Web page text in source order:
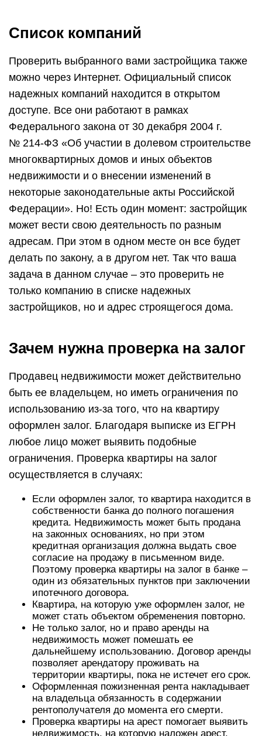
Список компаний
Проверить выбранного вами застройщика также
можно через Интернет. Официальный список
надежных компаний находится в открытом
доступе. Все они работают в рамках
Федерального закона от 30 декабря 2004 г.
№ 214-ФЗ «Об участии в долевом строительстве
многоквартирных домов и иных объектов
недвижимости и о внесении изменений в
некоторые законодательные акты Российской
Федерации». Но! Есть один момент: застройщик
может вести свою деятельность по разным
адресам. При этом в одном месте он все будет
делать по закону, а в другом нет. Так что ваша
задача в данном случае – это проверить не
только компанию в списке надежных
застройщиков, но и адрес строящегося дома.
Зачем нужна проверка на залог
Продавец недвижимости может действительно
быть ее владельцем, но иметь ограничения по
использованию из-за того, что на квартиру
оформлен залог. Благодаря выписке из ЕГРН
любое лицо может выявить подобные
ограничения. Проверка квартиры на залог
осуществляется в случаях:
Если оформлен залог, то квартира находится в
собственности банка до полного погашения
кредита. Недвижимость может быть продана
на законных основаниях, но при этом
кредитная организация должна выдать свое
согласие на продажу в письменном виде.
Поэтому проверка квартиры на залог в банке –
один из обязательных пунктов при заключении
ипотечного договора.
Квартира, на которую уже оформлен залог, не
может стать объектом обременения повторно.
Не только залог, но и право аренды на
недвижимость может помешать ее
дальнейшему использованию. Договор аренды
позволяет арендатору проживать на
территории квартиры, пока не истечет его срок.
Оформленная пожизненная рента накладывает
на владельца обязанность в содержании
рентополучателя до момента его смерти.
Проверка квартиры на арест помогает выявить
недвижимость, на которую наложен арест.